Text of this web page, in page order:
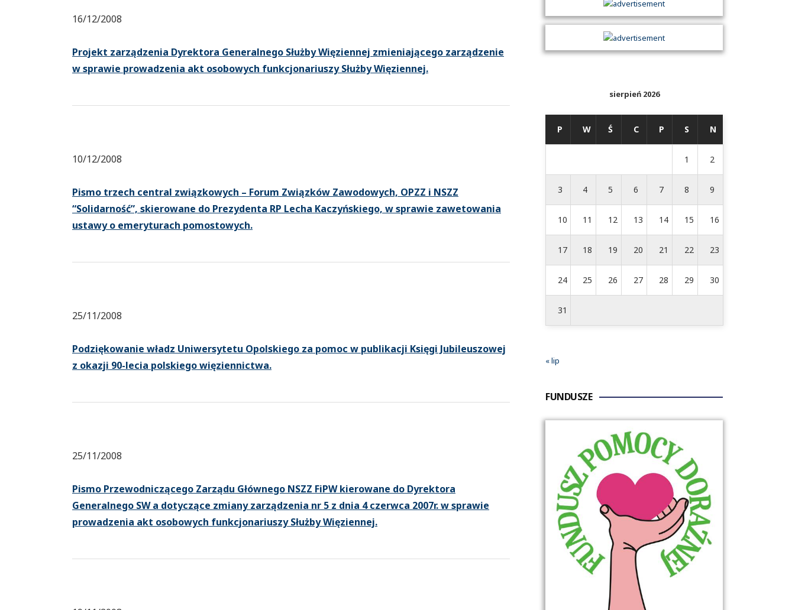
16/12/2008
Projekt zarządzenia Dyrektora Generalnego Służby Więziennej zmieniającego zarządzenie
w sprawie prowadzenia akt osobowych funkcjonariuszy Służby Więziennej.
10/12/2008
Pismo trzech central związkowych – Forum Związków Zawodowych, OPZZ i NSZZ
“Solidarność”, skierowane do Prezydenta RP Lecha Kaczyńskiego, w sprawie zawetowania
ustawy o emeryturach pomostowych.
25/11/2008
Podziękowanie władz Uniwersytetu Opolskiego za pomoc w publikacji Księgi Jubileuszowej
z okazji 90-lecia polskiego więziennictwa.
25/11/2008
Pismo Przewodniczącego Zarządu Głównego NSZZ FiPW kierowane do Dyrektora
Generalnego SW a dotyczące zmiany zarządzenia nr 5 z dnia 4 czerwca 2007r. w sprawie
prowadzenia akt osobowych funkcjonariuszy Służby Więziennej.
sierpień 2026
P W Ś C P S N
1 2
3 4 5 6 7 8 9
10 11 12 13 14 15 16
17 18 19 20 21 22 23
24 25 26 27 28 29 30
31
« lip
FUNDUSZE